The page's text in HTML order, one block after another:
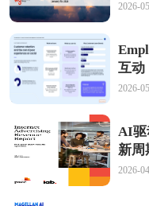
2026-
互动
2026-
AI驱
新周
2026-